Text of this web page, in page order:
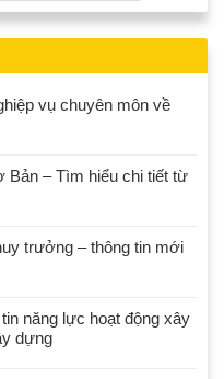
vụ chuyên môn về
Bản – Tìm hiểu chi tiết từ
trưởng – thông tin mới
năng lực hoạt động xây
dựng